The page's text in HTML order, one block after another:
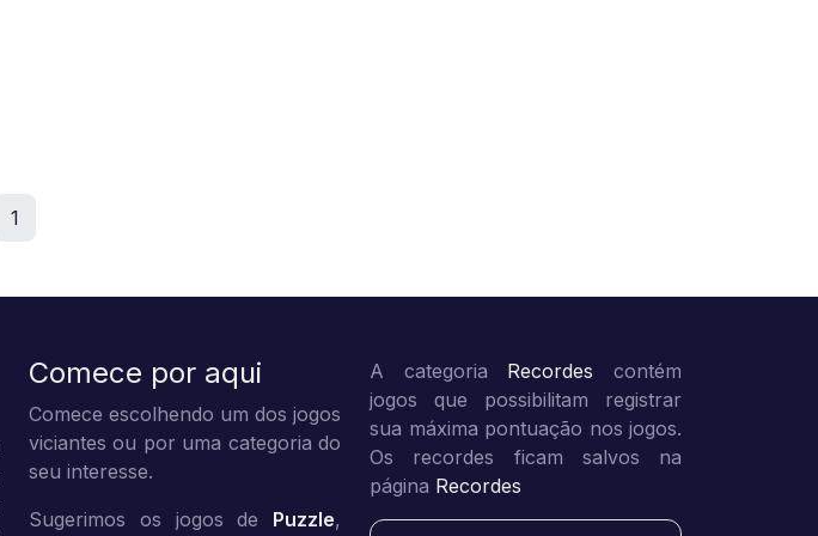
1
Comece por aqui
Comece escolhendo um dos jogos
viciantes ou por uma categoria do
seu interesse.
Sugerimos os jogos de Puzzle,
A categoria Recordes contém
jogos que possibilitam registrar
sua máxima pontuação nos jogos.
Os recordes ficam salvos na
página Recordes